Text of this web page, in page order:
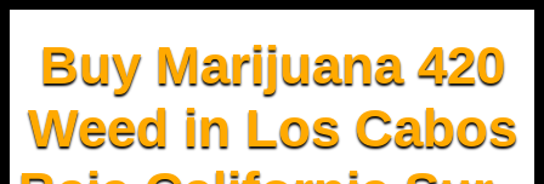
Buy Marijuana 420
Weed in Los Cabos